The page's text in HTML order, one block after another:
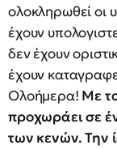
ολοκληρωθεί οι
έχουν
δεν έχουν
έχουν
Ολοήμερα! Με
προχωράει σε
των κενών. Την